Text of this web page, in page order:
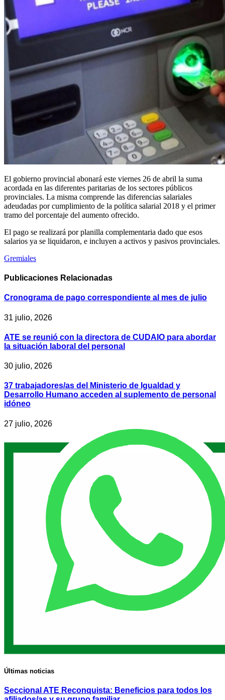
El gobierno provincial abonará este viernes 26 de abril la suma
acordada en las diferentes paritarias de los sectores públicos
provinciales. La misma comprende las diferencias salariales
adeudadas por cumplimiento de la política salarial 2018 y el primer
tramo del porcentaje del aumento ofrecido.
El pago se realizará por planilla complementaria dado que esos
salarios ya se liquidaron, e incluyen a activos y pasivos provinciales.
Gremiales
Publicaciones Relacionadas
Cronograma de pago correspondiente al mes de julio
31 julio, 2026
ATE se reunió con la directora de CUDAIO para abordar
la situación laboral del personal
30 julio, 2026
37 trabajadores/as del Ministerio de Igualdad y
Desarrollo Humano acceden al suplemento de personal
idóneo
27 julio, 2026
Últimas noticias
Seccional ATE Reconquista: Beneficios para todos los